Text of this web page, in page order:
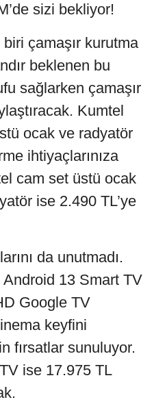
sizi bekliyor!
çamaşır kurutma
beklenen bu
sağlarken çamaşır
Kumtel
ocak ve radyatör
ihtiyaçlarınıza
cam set üstü ocak
ise 2.490 TL’ye
da unutmadı.
13 Smart TV
Google TV
keyfini
fırsatlar sunuluyor.
ise 17.975 TL